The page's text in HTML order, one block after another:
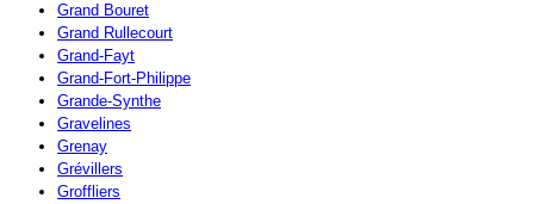
Grand Bouret
Grand Rullecourt
Grand-Fayt
Grand-Fort-Philippe
Grande-Synthe
Gravelines
Grenay
Grévillers
Groffliers